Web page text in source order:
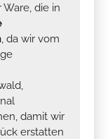
die in
, da wir vom
damit wir
erstatten